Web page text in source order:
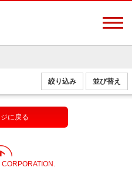
並び替え
絞り込み
に戻る